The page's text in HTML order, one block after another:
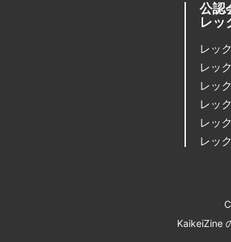
公認
レッ
レッ
レッ
レッ
レッ
レッ
レッ
KaikeiZine